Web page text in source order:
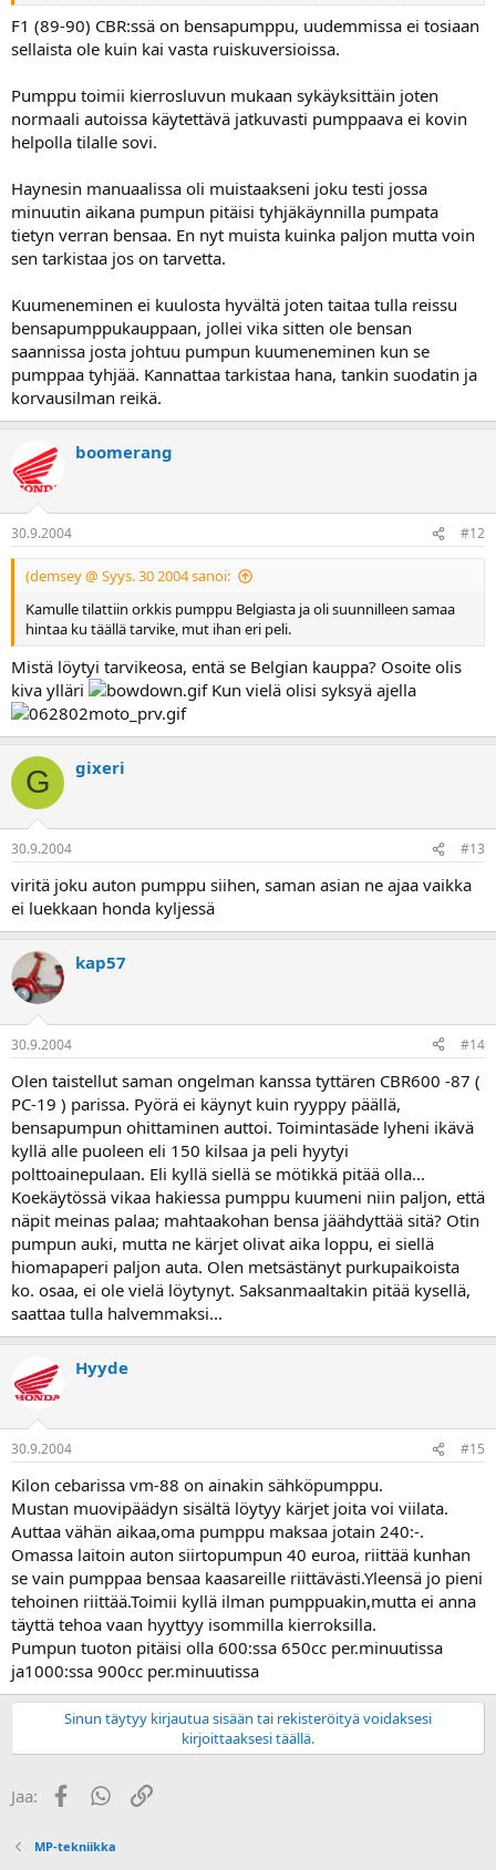
F1 (89-90) CBR:ssä on bensapumppu, uudemmissa ei tosiaan
sellaista ole kuin kai vasta ruiskuversioissa.
Pumppu toimii kierrosluvun mukaan sykäyksittäin joten
normaali autoissa käytettävä jatkuvasti pumppaava ei kovin
helpolla tilalle sovi.
Haynesin manuaalissa oli muistaakseni joku testi jossa
minuutin aikana pumpun pitäisi tyhjäkäynnilla pumpata
tietyn verran bensaa. En nyt muista kuinka paljon mutta voin
sen tarkistaa jos on tarvetta.
Kuumeneminen ei kuulosta hyvältä joten taitaa tulla reissu
bensapumppukauppaan, jollei vika sitten ole bensan
saannissa josta johtuu pumpun kuumeneminen kun se
pumppaa tyhjää. Kannattaa tarkistaa hana, tankin suodatin ja
korvausilman reikä.
boomerang
30.9.2004 #12
(demsey @ Syys. 30 2004 sanoi:
Kamulle tilattiin orkkis pumppu Belgiasta ja oli suunnilleen samaa
hintaa ku täällä tarvike, mut ihan eri peli.
Mistä löytyi tarvikeosa, entä se Belgian kauppa? Osoite olis
kiva ylläri
Kun vielä olisi syksyä ajella
G gixeri
30.9.2004 #13
viritä joku auton pumppu siihen, saman asian ne ajaa vaikka
ei luekkaan honda kyljessä
kap57
30.9.2004 #14
Olen taistellut saman ongelman kanssa tyttären CBR600 -87 (
PC-19 ) parissa. Pyörä ei käynyt kuin ryyppy päällä,
bensapumpun ohittaminen auttoi. Toimintasäde lyheni ikävä
kyllä alle puoleen eli 150 kilsaa ja peli hyytyi
polttoainepulaan. Eli kyllä siellä se mötikkä pitää olla...
Koekäytössä vikaa hakiessa pumppu kuumeni niin paljon, että
näpit meinas palaa; mahtaakohan bensa jäähdyttää sitä? Otin
pumpun auki, mutta ne kärjet olivat aika loppu, ei siellä
hiomapaperi paljon auta. Olen metsästänyt purkupaikoista
ko. osaa, ei ole vielä löytynyt. Saksanmaaltakin pitää kysellä,
saattaa tulla halvemmaksi...
Hyyde
30.9.2004 #15
Kilon cebarissa vm-88 on ainakin sähköpumppu.
Mustan muovipäädyn sisältä löytyy kärjet joita voi viilata.
Auttaa vähän aikaa,oma pumppu maksaa jotain 240:-.
Omassa laitoin auton siirtopumpun 40 euroa, riittää kunhan
se vain pumppaa bensaa kaasareille riittävästi.Yleensä jo pieni
tehoinen riittää.Toimii kyllä ilman pumppuakin,mutta ei anna
täyttä tehoa vaan hyyttyy isommilla kierroksilla.
Pumpun tuoton pitäisi olla 600:ssa 650cc per.minuutissa
ja1000:ssa 900cc per.minuutissa
Sinun täytyy kirjautua sisään tai rekisteröityä voidaksesi
kirjoittaaksesi täällä.
Jaa: FacebookWhatsApp
Linkki
MP-tekniikka